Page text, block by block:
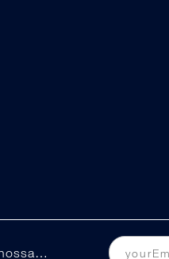
Mantenha-se informado sobre as nossas promoções e ofertas